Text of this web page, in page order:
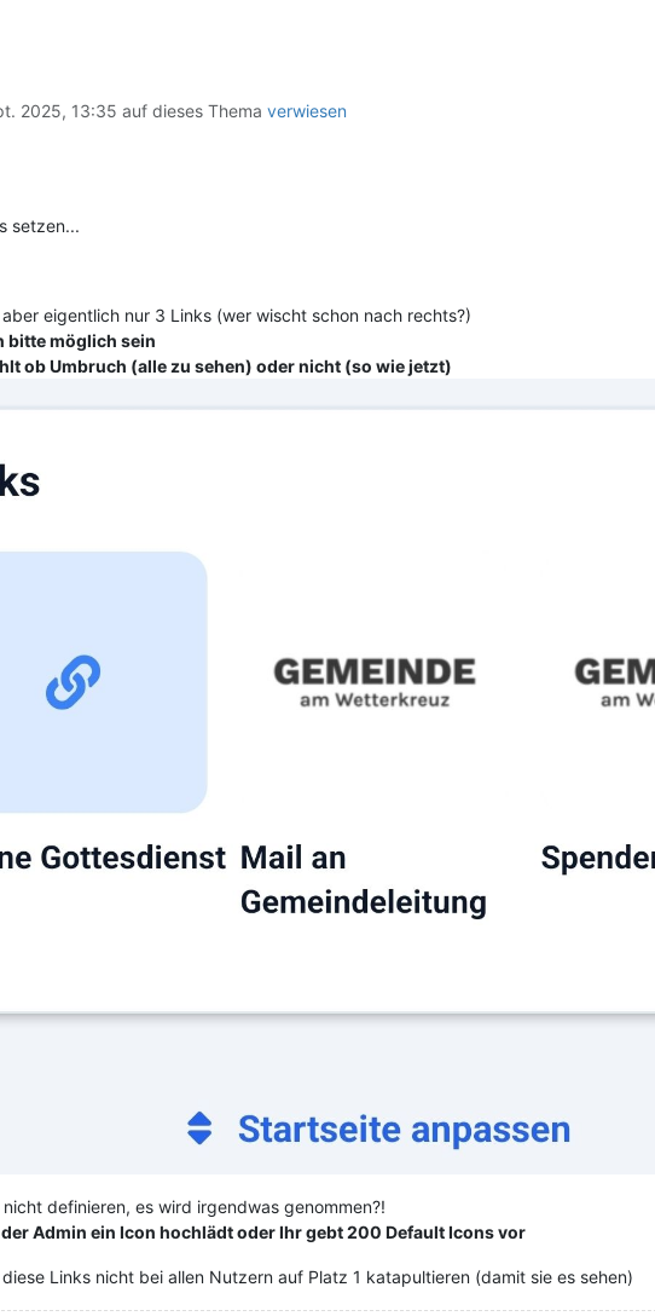
2025, 13:35 auf dieses Thema verwiesen
setzen...
eigentlich nur 3 Links (wer wischt schon nach rechts?)
bitte möglich sein
ob Umbruch (alle zu sehen) oder nicht (so wie jetzt)
definieren, es wird irgendwas genommen?!
Admin ein Icon hochlädt oder Ihr gebt 200 Default Icons vor
Links nicht bei allen Nutzern auf Platz 1 katapultieren (damit sie es sehen)